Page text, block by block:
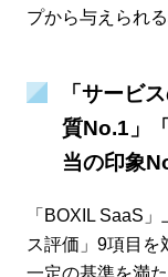
プから与えられる
「サービ
質No.1」
当の印象
「BOXIL SaaS
ス評価」9項目を